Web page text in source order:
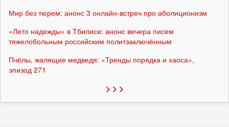
Мир без тюрем: анонс 3 онлайн-встреч про аболиционизм
«Лето надежды» в Тбилиси: анонс вечера писем
тяжелобольным российским политзаключённым
Пчёлы, жалящие медведя: «Тренды порядка и хаоса»,
эпизод 271
> > >